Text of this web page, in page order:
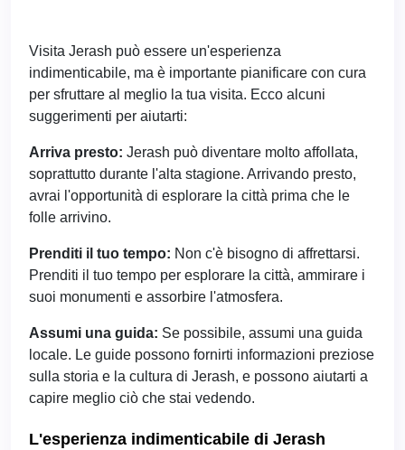
Visita Jerash può essere un'esperienza
indimenticabile, ma è importante pianificare con cura
per sfruttare al meglio la tua visita. Ecco alcuni
suggerimenti per aiutarti:
Arriva presto: Jerash può diventare molto affollata,
soprattutto durante l'alta stagione. Arrivando presto,
avrai l'opportunità di esplorare la città prima che le
folle arrivino.
Prenditi il tuo tempo: Non c'è bisogno di affrettarsi.
Prenditi il tuo tempo per esplorare la città, ammirare i
suoi monumenti e assorbire l'atmosfera.
Assumi una guida: Se possibile, assumi una guida
locale. Le guide possono fornirti informazioni preziose
sulla storia e la cultura di Jerash, e possono aiutarti a
capire meglio ciò che stai vedendo.
L'esperienza indimenticabile di Jerash